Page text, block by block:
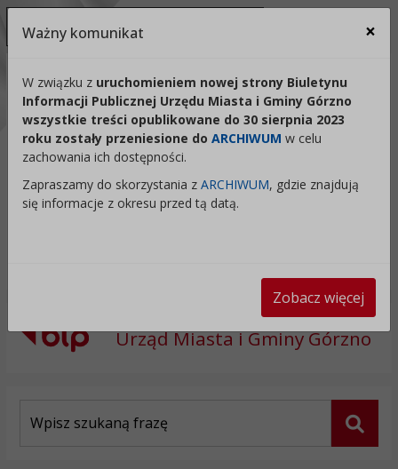
Ukryj panel ułatwień dostępu
Zmień kontrast na domyślny
C1 C2 C3 C4
Rozmiar czcionki:
A
A+ A++
Odstępy:
Zmień odstęp między literami
Zmień interlinię i margines
Reset:
Przywróć
Urząd Miasta i Gminy Górzno
Ważny komunikat ×
W związku z uruchomieniem nowej strony Biuletynu
Informacji Publicznej Urzędu Miasta i Gminy Górzno
wszystkie treści opublikowane do 30 sierpnia 2023
roku zostały przeniesione do ARCHIWUM w celu
zachowania ich dostępności.
Zapraszamy do skorzystania z ARCHIWUM, gdzie znajdują
się informacje z okresu przed tą datą.
Zobacz więcej